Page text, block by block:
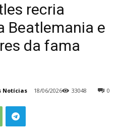
recria
Beatlemania e
da fama
Notícias 18/06/2026 0
33048